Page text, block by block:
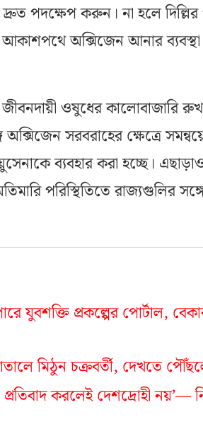
পদক্ষেপ করুন। না হলে দিল্লির
আকাশপথে অক্সিজেন আনার
ওষুধের কালোবাজারি
সরবরাহের ক্ষেত্রে
ব্যবহার করা হচ্ছে।
পরিস্থিতিতে রাজ্যগুলির সঙ্গে
প্রকল্পের পোর্টাল,
মিঠুন চক্রবর্তী, দেখতে
করলেই দেশদ্রোহী নয়’—